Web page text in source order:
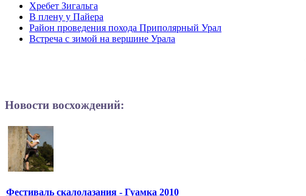
Хребет Зигальга
В плену у Пайера
Район проведения похода Приполярный Урал
Встреча с зимой на вершине Урала
Новости восхождений:
Фестиваль скалолазания - Гуамка 2010